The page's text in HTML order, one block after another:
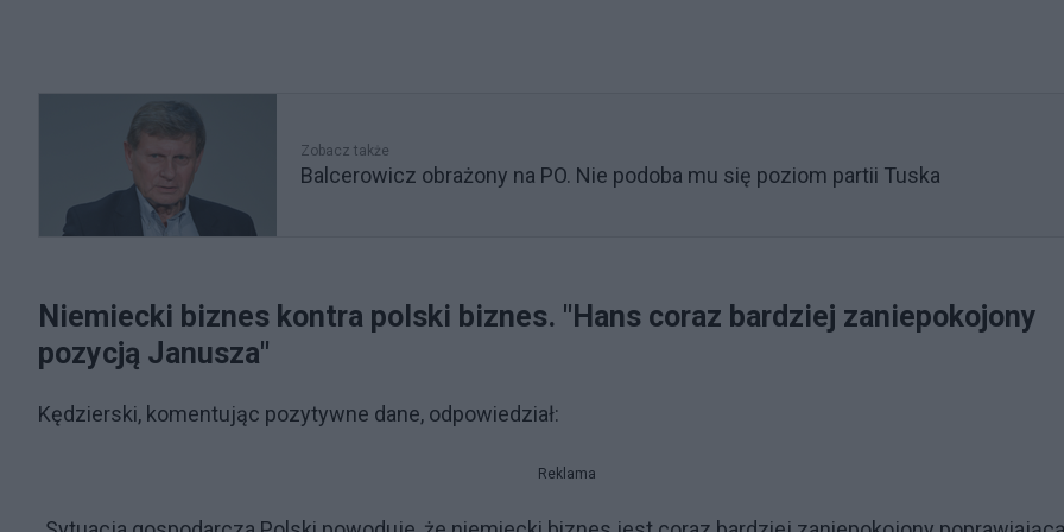
Zobacz także
Balcerowicz obrażony na PO. Nie podoba mu się poziom partii Tuska
Niemiecki biznes kontra polski biznes. "Hans coraz bardziej zaniepokojony
pozycją Janusza"
Kędzierski, komentując pozytywne dane, odpowiedział:
Reklama